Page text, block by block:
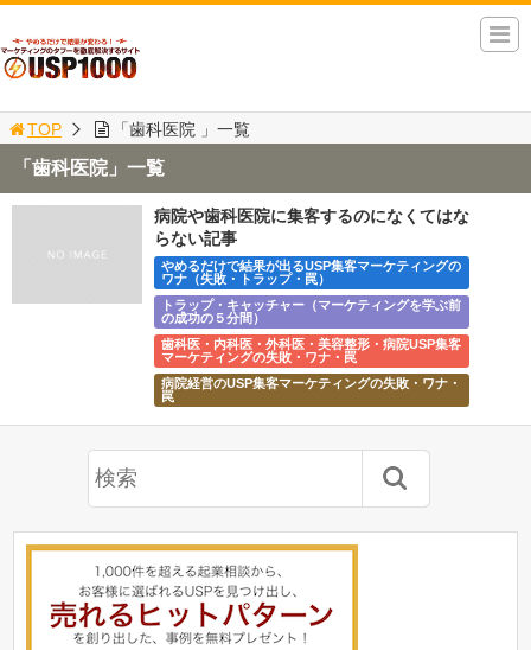
TOP 「歯科医院 」一覧
「歯科医院」一覧
病院や歯科医院に集客するのになくてはな
らない記事
やめるだけで結果が出るUSP集客マーケティングの
ワナ（失敗・トラップ・罠）
トラップ・キャッチャー（マーケティングを学ぶ前
の成功の５分間）
歯科医・内科医・外科医・美容整形・病院USP集客
マーケティングの失敗・ワナ・罠
病院経営のUSP集客マーケティングの失敗・ワナ・
罠